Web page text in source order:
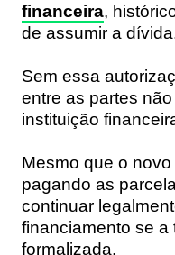
financeira,
de assumir a
Sem essa
entre as partes
instituição
Mesmo que o
pagando as
continuar
financiamento se a
formalizada.